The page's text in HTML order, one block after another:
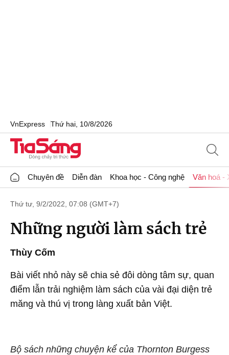
VnExpress Thứ hai, 10/8/2026
Chuyên đề Diễn đàn Khoa học - Công nghệ Văn hoá -
Thứ tư, 9/2/2022, 07:08 (GMT+7)
Những người làm sách trẻ
Thùy Cốm
Bài viết nhỏ này sẽ chia sẻ đôi dòng tâm sự, quan
điểm lẫn trải nghiệm làm sách của vài đại diện trẻ
măng và thú vị trong làng xuất bản Việt.
Bộ sách những chuyện kể của Thornton Burgess